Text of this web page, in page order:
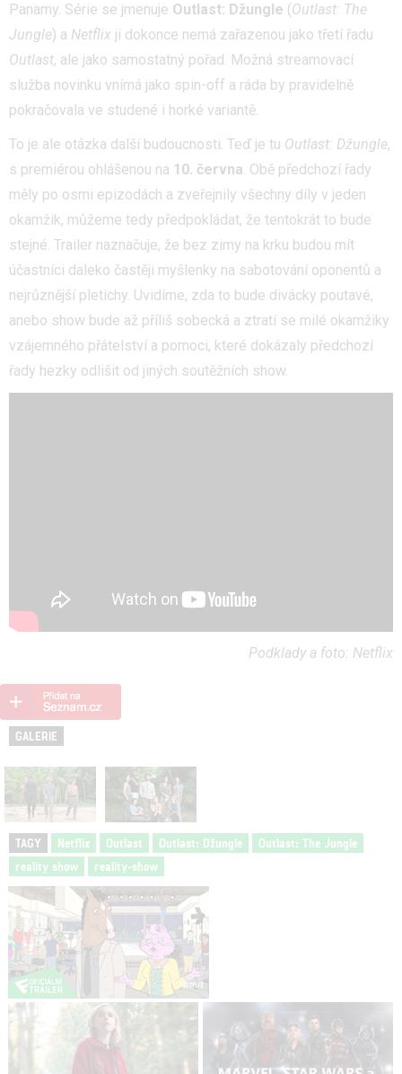
Panamy. Série se jmenuje Outlast: Džungle (Outlast: The
Jungle) a Netflix ji dokonce nemá zařazenou jako třetí řadu
Outlast, ale jako samostatný pořad. Možná streamovací
služba novinku vnímá jako spin-off a ráda by pravidelně
pokračovala ve studené i horké variantě.
To je ale otázka další budoucnosti. Teď je tu Outlast: Džungle,
s premiérou ohlášenou na 10. června. Obě předchozí řady
měly po osmi epizodách a zveřejnily všechny díly v jeden
okamžik, můžeme tedy předpokládat, že tentokrát to bude
stejné. Trailer naznačuje, že bez zimy na krku budou mít
účastníci daleko častěji myšlenky na sabotování oponentů a
nejrůznější pletichy. Uvidíme, zda to bude divácky poutavé,
anebo show bude až příliš sobecká a ztratí se milé okamžiky
vzájemného přátelství a pomoci, které dokázaly předchozí
řady hezky odlišit od jiných soutěžních show.
Podklady a foto: Netflix
GALERIE
TAGY Netflix Outlast Outlast: Džungle
Outlast: The Jungle
reality show
reality-show